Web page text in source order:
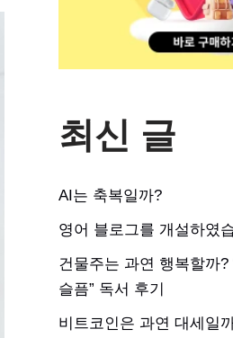
최신 글
AI는 축복일까?
영어 블로그를 개설하였
건물주는 과연 행복할까?
슬픔” 독서 후기
비트코인은 과연 대세일